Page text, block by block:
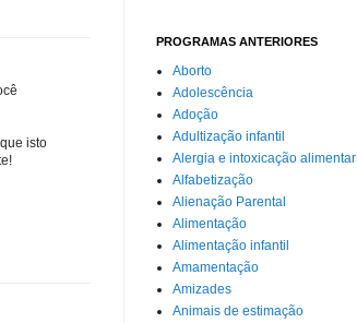
isto
PROGRAMAS ANTERIORES
Aborto
Adolescência
Adoção
Adultização infantil
Alergia e intoxicação alimentar
Alfabetização
Alienação Parental
Alimentação
Alimentação infantil
Amamentação
Amizades
Animais de estimação